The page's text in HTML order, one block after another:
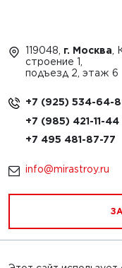
119048, г. Москва,
строение 1,
подъезд 2, этаж 6
+7 (925) 534-64-
+7 (985) 421-11-44
+7 495 481-87-77
info@mirastroy.ru